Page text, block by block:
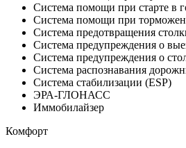
Система помощи при старте в
Система помощи при
Система предотвращения
Система предупреждения о
Система предупреждения о
Система распознавания
Система стабилизации (ESP)
ЭРА-ГЛОНАСС
Иммобилайзер
Комфорт